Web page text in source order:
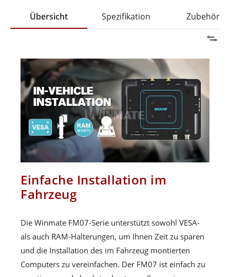
Übersicht Spezifikation Zubehör
Einfache Installation im
Fahrzeug
Die Winmate FM07-Serie unterstützt sowohl VESA-
als auch RAM-Halterungen, um Ihnen Zeit zu sparen
und die Installation des im Fahrzeug montierten
Computers zu vereinfachen. Der FM07 ist einfach zu